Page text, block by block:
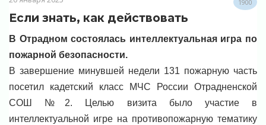
1900
Если знать, как действовать
В Отрадном состоялась интеллектуальная игра по
пожарной безопасности.
В завершение минувшей недели 131 пожарную часть
посетил кадетский класс МЧС России Отрадненской
СОШ №2. Целью визита было участие в
интеллектуальной игре на противопожарную тематику